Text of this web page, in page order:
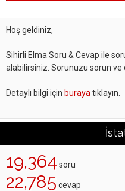
Hoş geldiniz,
Sihirli Elma Soru & Cevap ile
alabilirsiniz. Sorunuzu sorun ve
Detaylı bilgi için buraya tıklayın.
19,364 soru
22,785 cevap